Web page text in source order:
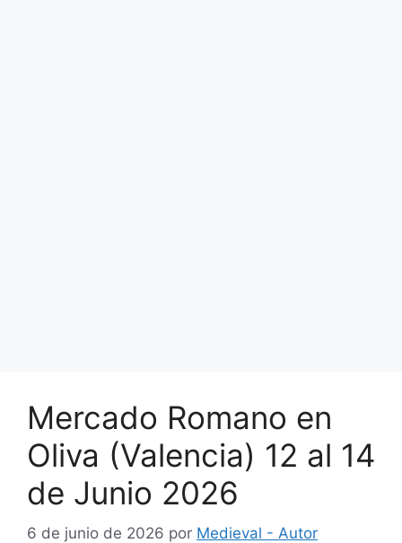
Mercado Romano en
Oliva (Valencia) 12 al 14
de Junio 2026
6 de junio de 2026 por Medieval - Autor